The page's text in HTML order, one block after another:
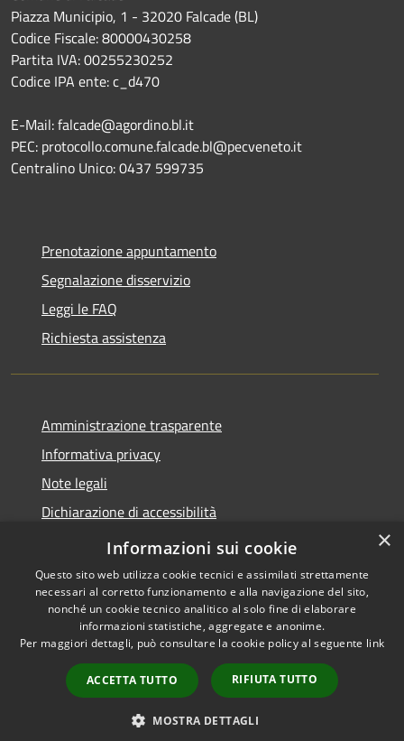
Piazza Municipio, 1 - 32020 Falcade (BL)
Codice Fiscale: 80000430258
Partita IVA: 00255230252
Codice IPA ente: c_d470
E-Mail: falcade@agordino.bl.it
PEC: protocollo.comune.falcade.bl@pecveneto.it
Centralino Unico: 0437 599735
Prenotazione appuntamento
Segnalazione disservizio
Leggi le FAQ
Richiesta assistenza
Amministrazione trasparente
Informativa privacy
Note legali
Dichiarazione di accessibilità
Dichiarazione di accessibilità App Municipium
Accessibilità
Copyright © 2026 • Comune di
Falcade • Powered by
Municipium•
Accesso
redazione
×
Informazioni sui cookie
Questo sito web utilizza cookie tecnici e assimilati strettamente
necessari al corretto funzionamento e alla navigazione del sito,
nonché un cookie tecnico analitico al solo fine di elaborare
informazioni statistiche, aggregate e anonime.
Per maggiori dettagli, può consultare la cookie policy al seguente link
ACCETTA TUTTO RIFIUTA TUTTO
MOSTRA DETTAGLI